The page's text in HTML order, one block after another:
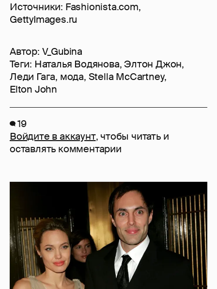
Источники: Fashionista.com,
GettyImages.ru
Автор: V_Gubina
Теги: Наталья Водянова,Элтон Джон,
Леди Гага, мода, Stella McCartney,
Elton John
19
Войдите в аккаунт, чтобы читать и
оставлять комментарии